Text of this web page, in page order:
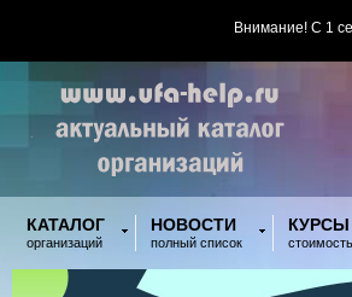
Внимание! С 1
КАТАЛОГ
организаций
НОВОСТИ
полный список